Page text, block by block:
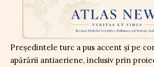
Președintele turc a pus accent și pe
apărării antiaeriene, inclusiv prin